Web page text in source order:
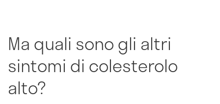
Ma quali sono gli altri
sintomi di colesterolo
alto?